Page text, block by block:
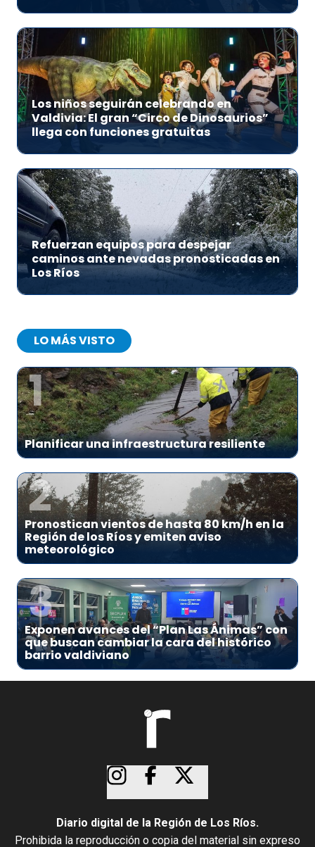
Los niños seguirán celebrando en
Valdivia: El gran “Circo de Dinosaurios”
llega con funciones gratuitas
Refuerzan equipos para despejar
caminos ante nevadas pronosticadas en
Los Ríos
LO MÁS VISTO
1
Planificar una infraestructura resiliente
2
Pronostican vientos de hasta 80 km/h en la
Región de los Ríos y emiten aviso
meteorológico
3
Exponen avances del “Plan Las Ánimas” con
que buscan cambiar la cara del histórico
barrio valdiviano
Diario digital de la Región de Los Ríos.
Prohibida la reproducción o copia del material sin expreso